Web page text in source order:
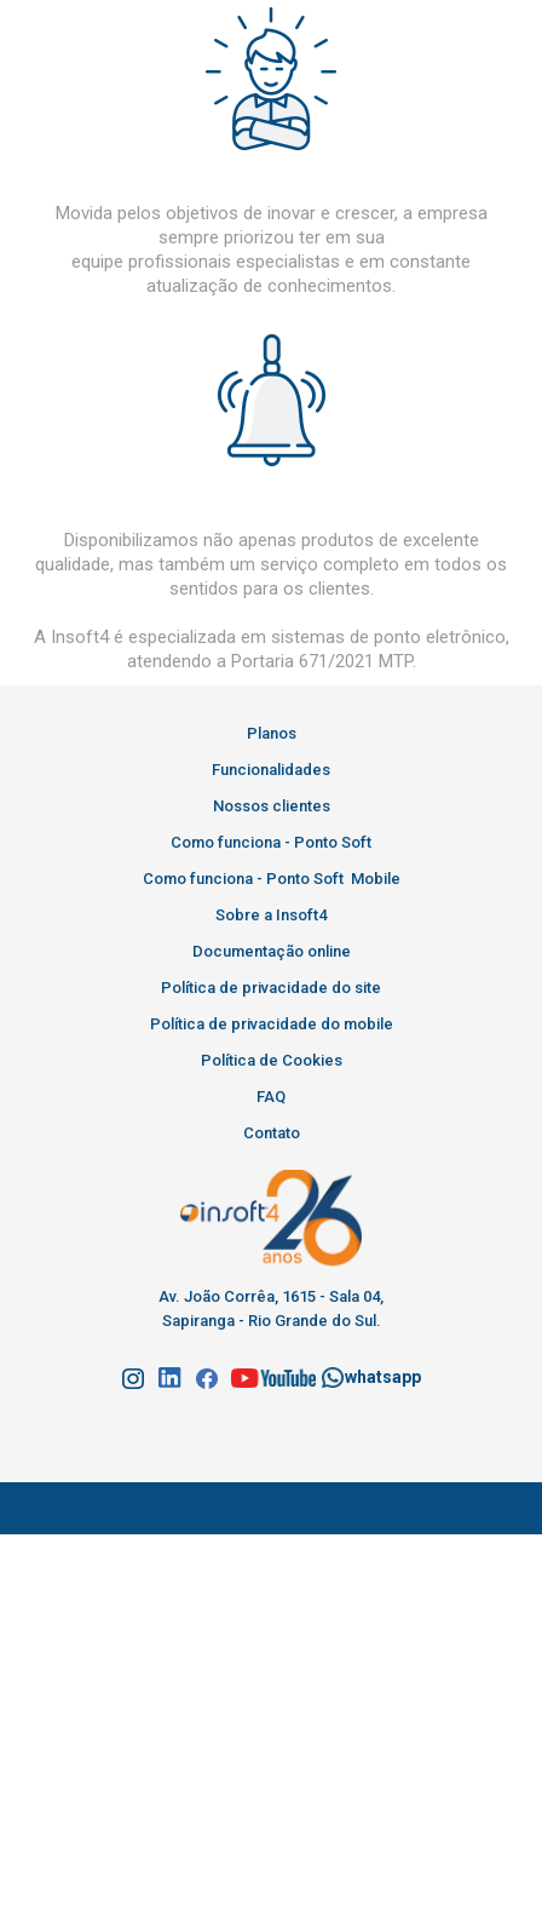
Movida pelos objetivos de inovar e crescer, a empresa
sempre priorizou ter em sua
equipe profissionais especialistas e em constante
atualização de conhecimentos.
Disponibilizamos não apenas produtos de excelente
qualidade, mas também um serviço completo em todos os
sentidos para os clientes.
A Insoft4 é especializada em sistemas de ponto eletrônico,
atendendo a Portaria 671/2021 MTP.
Planos
Funcionalidades
Nossos clientes
Como funciona - Ponto Soft
Como funciona - Ponto Soft Mobile
Sobre a Insoft4
Documentação online
Política de privacidade do site
Política de privacidade do mobile
Política de Cookies
FAQ
Contato
Av. João Corrêa, 1615 - Sala 04,
Sapiranga - Rio Grande do Sul.
whatsapp